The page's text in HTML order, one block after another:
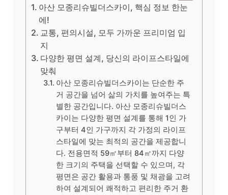
아산 모종리슈빌더스카이, 핵심 정보 한눈
에!
교통, 편의시설, 모두 가까운 프리미엄 입
지
다양한 평면 설계, 당신의 라이프스타일에
맞춰
아산 모종리슈빌더스카이는 단순한 주
거 공간을 넘어 삶의 가치를 높여주는 특
별한 공간입니다. 아산 모종리슈빌더스
카이는 다양한 평면 설계를 통해 1인 가
구부터 4인 가구까지 각 가정의 라이프
스타일에 맞는 최적의 공간을 제공합니
다. 전용면적 59㎡부터 84㎡까지 다양
한 크기의 주택을 선택할 수 있으며, 각
평면은 공간 활용과 통풍 및 채광을 고려
하여 설계되어 쾌적하고 편리한 주거 환